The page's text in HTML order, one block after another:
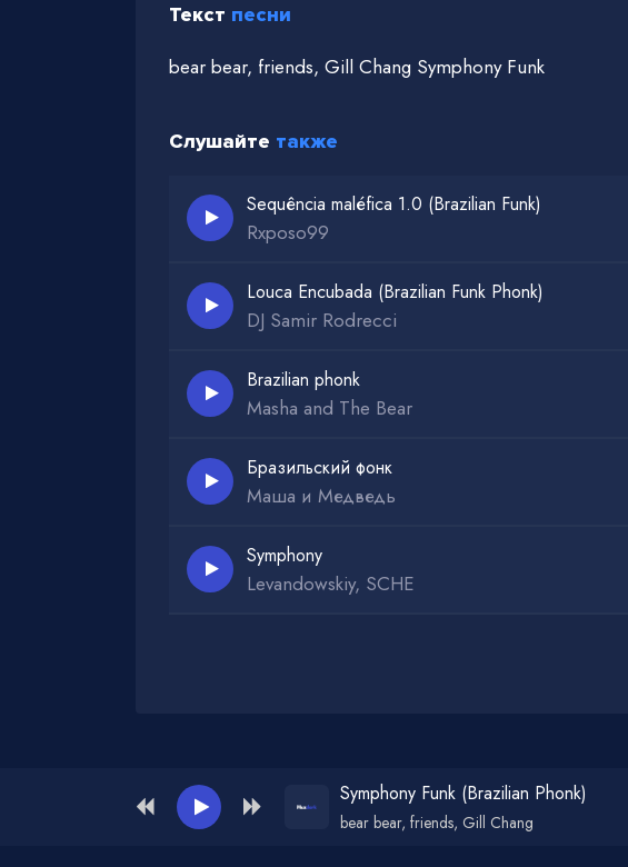
Текст песни
bear bear, friends, Gill Chang Symphony Funk
Слушайте также
Sequência maléfica 1.0 (Brazilian Funk)
Rxposo99
Louca Encubada (Brazilian Funk Phonk)
DJ Samir Rodrecci
Brazilian phonk
Masha and The Bear
Бразильский фонк
Маша и Медведь
Symphony
Levandowskiy, SCHE
Администрация для жалоб и рекламы: admin@muzdark.net
Symphony Funk (Brazilian Phonk)
bear bear, friends, Gill Chang